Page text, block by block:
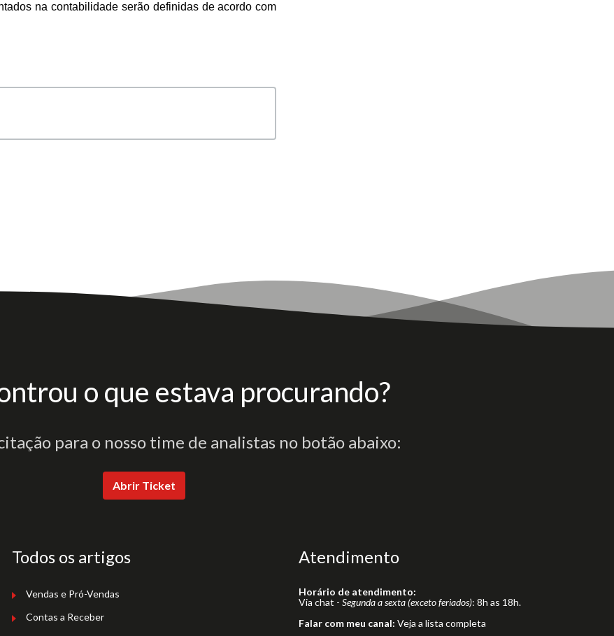
na contabilidade serão definidas de acordo com
o que estava procurando?
para o nosso time de analistas no botão abaixo:
Abrir Ticket
Todos os artigos
Vendas e Pró-Vendas
Contas a Receber
Atendimento
Horário de atendimento:
Via chat - Segunda a sexta (exceto feriados): 8h as 18h.
Falar com meu canal: Veja a lista completa